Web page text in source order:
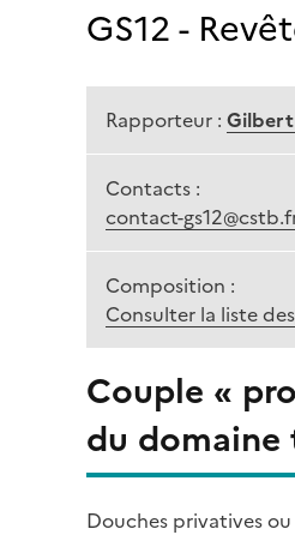
GS12 -
Rapporteur : Gilbert
Contacts :
contact-
Composition :
Consulter la liste
Couple «
du
Douches privatives